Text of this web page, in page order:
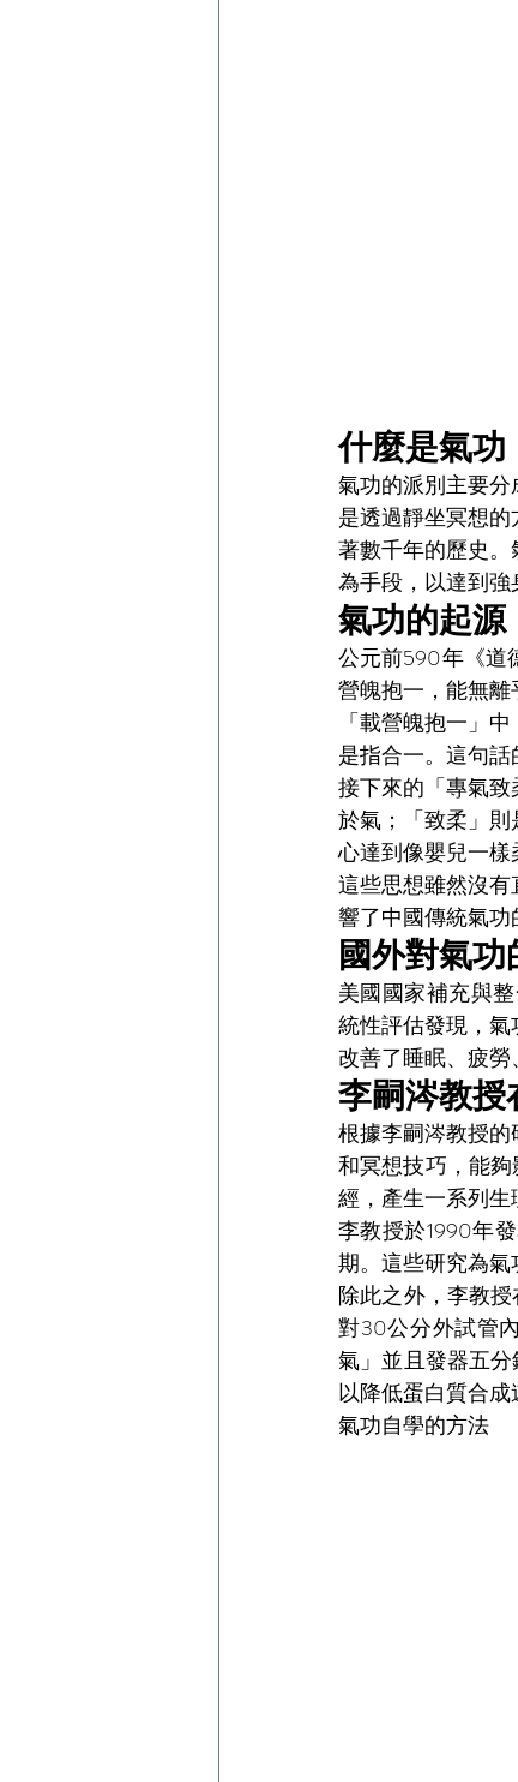
什麼是氣功
氣功的派別主要
是透過靜坐冥想
著數千年的歷史。
為手段，以達到強
氣功的起源
公元前590年《道
營魄抱一，能無離
「載營魄抱一」
是指合一。這句話
接下來的「專氣
於氣；「致柔」
心達到像嬰兒一樣
這些思想雖然沒
響了中國傳統氣功
國外對氣
美國國家補充與整
統性評估發現，
改善了睡眠、疲勞
李嗣涔教授
根據李嗣涔教授
和冥想技巧，能
經，產生一系列生
李教授於1990年
期。這些研究為氣
除此之外，李教
對30公分外試管
氣」並且發器五
以降低蛋白質合成
氣功自學的方法